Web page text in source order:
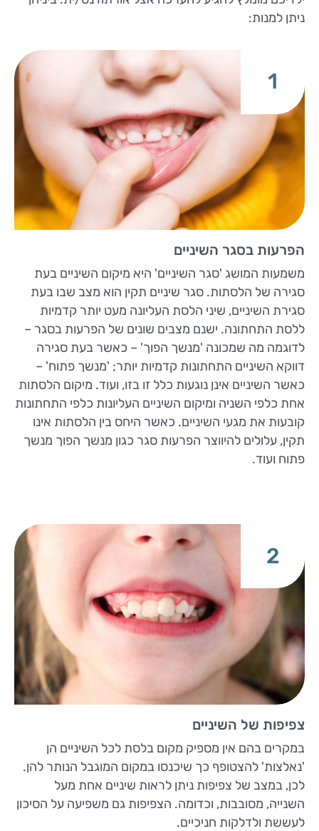
ניתן למנות:
1
הפרעות בסגר השיניים
משמעות המושג 'סגר השיניים' היא מיקום השיניים בעת
סגירה של הלסתות. סגר שיניים תקין הוא מצב שבו בעת
סגירת השיניים, שיני הלסת העליונה מעט יותר קדמיות
ללסת התחתונה. ישנם מצבים שונים של הפרעות בסגר –
לדוגמה מה שמכונה 'מנשך הפוך' – כאשר בעת סגירה
דווקא השיניים התחתונות קדמיות יותר; 'מנשך פתוח' –
כאשר השיניים אינן נוגעות כלל זו בזו, ועוד. מיקום הלסתות
אחת כלפי השניה ומיקום השיניים העליונות כלפי התחתונות
קובעות את מגעי השיניים. כאשר היחס בין הלסתות אינו
תקין, עלולים להיווצר הפרעות סגר כגון מנשך הפוך מנשך
פתוח ועוד.
2
צפיפות של השיניים
במקרים בהם אין מספיק מקום בלסת לכל השיניים הן
'נאלצות' להצטופף כך שיכנסו במקום המוגבל הנותר להן.
לכן, במצב של צפיפות ניתן לראות שיניים אחת מעל
השנייה, מסובבות, וכדומה. הצפיפות גם משפיעה על הסיכון
לעששת ולדלקות חניכיים.